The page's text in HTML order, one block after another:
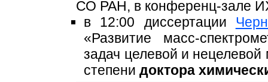
СО РАН, в конференц-зале
в 12:00 диссертации
«Развитие масс-
задач целевой и
степенидоктора